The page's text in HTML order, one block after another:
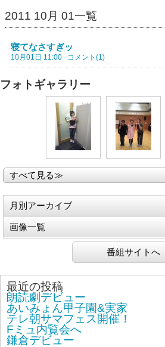
2011 10月 01一覧
寝てなさすぎッ
10月01日 11:00 コメント(1)
フォトギャラリー
すべて見る≫
月別アーカイブ
画像一覧
番組サイトへ
最近の投稿
朗読劇デビュー
あいみょん甲子園&実家
テレ朝サマフェス開催！
Fミュ内覧会へ
鎌倉デビュー